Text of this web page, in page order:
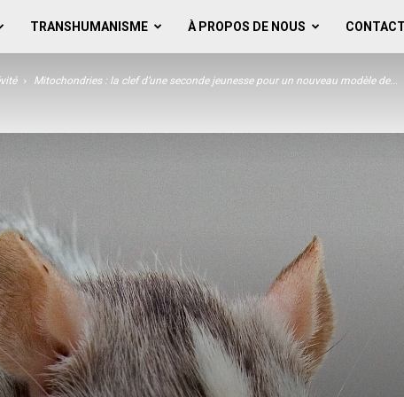
TRANSHUMANISME À PROPOS DE NOUS
Mitochondries : la clef d’une seconde jeunesse pour un nouveau modèle de...